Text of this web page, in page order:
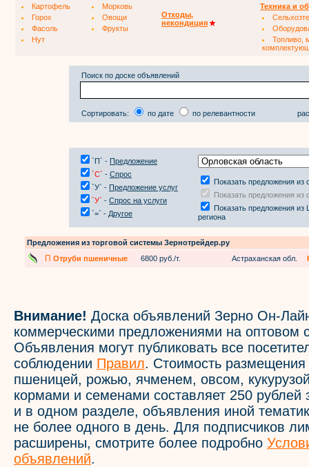
Картофель
Морковь
Горох
Овощи
Фасоль
Фрукты
Нут
Отходы,
некондиция
Техника и
Топливо,
Поиск по доске объявлений
Сортировать: по дате по релевантности
`П` - Предложение
`С` - Спрос
`У` - Предложение услуг
`У` - Спрос на услуги
`=` - Другое
Показать предложения из
Показать предложения из
Показать предложения из
региона
Предложения из торговой системы Зернотрейдер.ру
П Отруби пшеничные 6800 руб./т. Астраханская обл.
Внимание! Доска объявлений Зерно Он-
коммерческими предложениями на оптовом
Объявления могут публиковать все
соблюдении Правил. Стоимость
пшеницей, рожью, ячменем, овсом,
кормами и семенами составляет 250 рублей
и в одном разделе, объявления иной
не более одного в день. Для подписчиков
расширены, смотрите более подробно
объявлений.